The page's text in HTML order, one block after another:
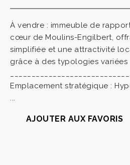
À vendre : immeuble de
cœur de Moulins-Engilbert,
simplifiée et une attractivité
grâce à des typologies variées
Emplacement stratégique :
...
AJOUTER AUX FAVORIS